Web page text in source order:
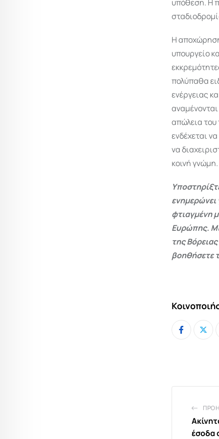
υπόθεση. Η
Η
υπουργείο
πολύπαθα
ενέργειας
απώλεια του
ενδέχεται
να
κοινή γνώμη.
ενημερώνει
φτιαγμένη
Ευρώπης.
της
βοηθήσετε
έσοδα